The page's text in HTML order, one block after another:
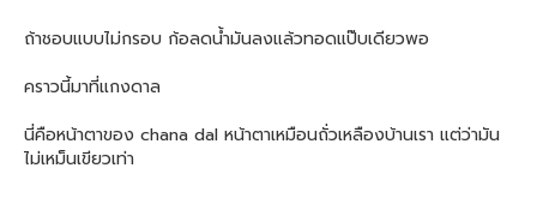
ถ้าชอบแบบไม่กรอบ ก้อลดน้ำมันลงแล้วทอดแป๊บเดียวพอ
คราวนี้มาที่แกงดาล
นี่คือหน้าตาของ chana dal หน้าตาเหมือนถั่วเหลืองบ้านเรา แต่ว่ามัน
ไม่เหม็นเขียวเท่า